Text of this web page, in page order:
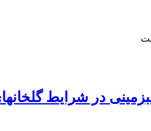
در شرایط